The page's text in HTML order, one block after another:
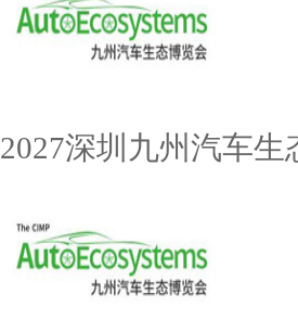
2027深圳九州汽车生